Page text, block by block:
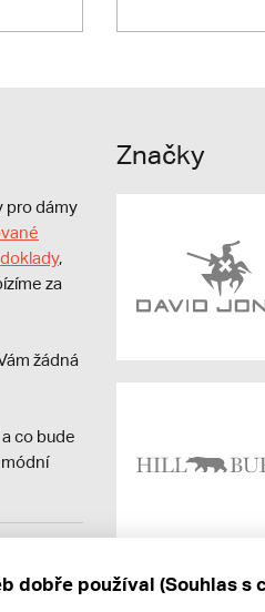
pro dámy
,
za
žádná
co bude
módní
Značky
dobře používal (Souhlas s